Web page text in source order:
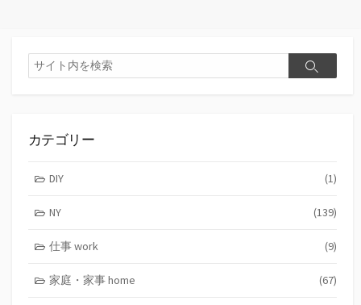
検
索
検
カテゴリー
DIY (1)
NY (139)
仕事 work (9)
家庭・家事 home (67)